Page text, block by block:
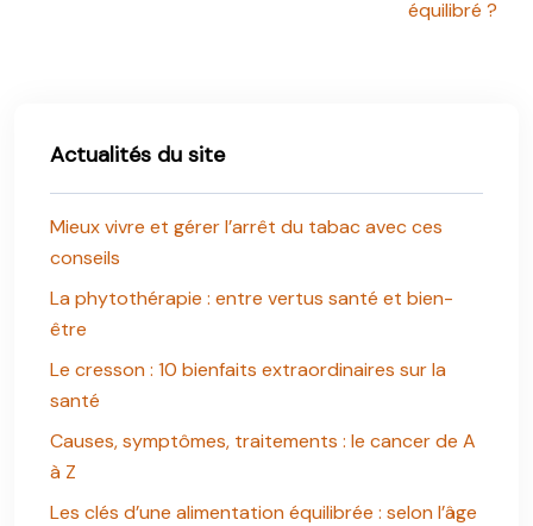
équilibré ?
Actualités du site
Mieux vivre et gérer l’arrêt du tabac avec ces
conseils
La phytothérapie : entre vertus santé et bien-
être
Le cresson : 10 bienfaits extraordinaires sur la
santé
Causes, symptômes, traitements : le cancer de A
à Z
Les clés d’une alimentation équilibrée : selon l’âge